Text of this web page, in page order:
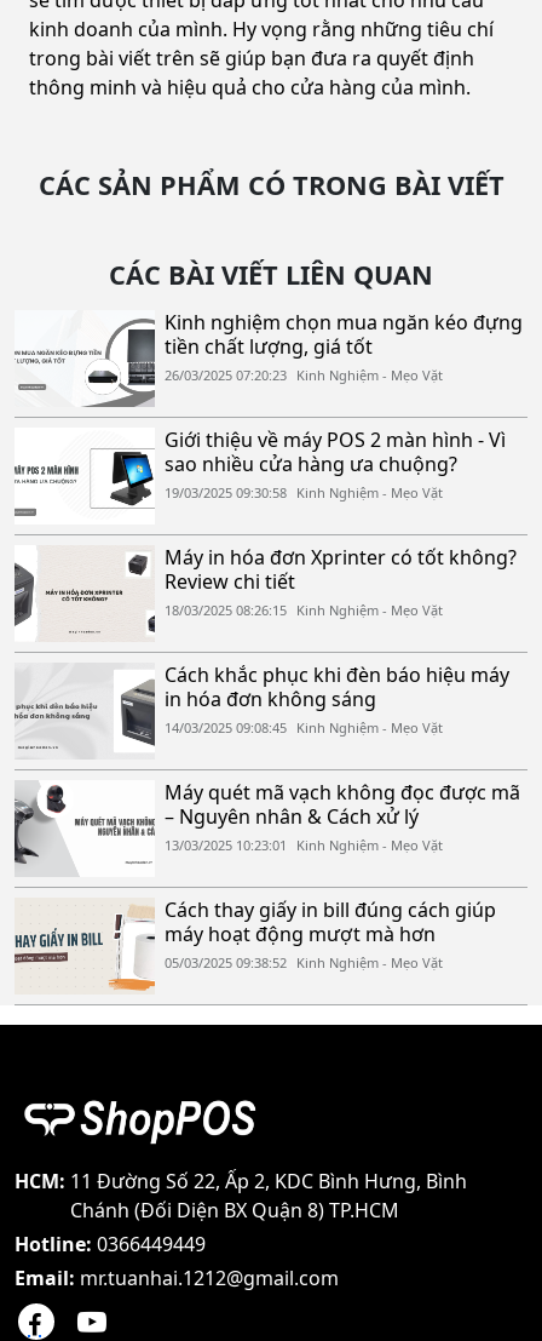
kinh doanh của mình. Hy vọng rằng những tiêu chí
trong bài viết trên sẽ giúp bạn đưa ra quyết định
thông minh và hiệu quả cho cửa hàng của mình.
CÁC SẢN PHẨM CÓ TRONG BÀI VIẾT
CÁC BÀI VIẾT LIÊN QUAN
Kinh nghiệm chọn mua ngăn kéo đựng
tiền chất lượng, giá tốt
26/03/2025 07:20:23 Kinh Nghiệm - Mẹo Vặt
Giới thiệu về máy POS 2 màn hình - Vì
sao nhiều cửa hàng ưa chuộng?
19/03/2025 09:30:58 Kinh Nghiệm - Mẹo Vặt
Máy in hóa đơn Xprinter có tốt không?
Review chi tiết
18/03/2025 08:26:15 Kinh Nghiệm - Mẹo Vặt
Cách khắc phục khi đèn báo hiệu máy
in hóa đơn không sáng
14/03/2025 09:08:45 Kinh Nghiệm - Mẹo Vặt
Máy quét mã vạch không đọc được mã
– Nguyên nhân & Cách xử lý
13/03/2025 10:23:01 Kinh Nghiệm - Mẹo Vặt
Cách thay giấy in bill đúng cách giúp
máy hoạt động mượt mà hơn
05/03/2025 09:38:52 Kinh Nghiệm - Mẹo Vặt
HCM: 11 Đường Số 22, Ấp 2, KDC Bình Hưng, Bình
Chánh (Đối Diện BX Quận 8) TP.HCM
Hotline: 0366449449
Email: mr.tuanhai.1212@gmail.com